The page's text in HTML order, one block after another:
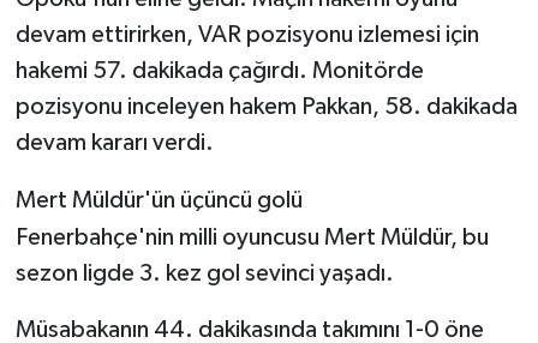
devam ettirirken, VAR pozisyonu izlemesi için
hakemi 57. dakikada çağırdı. Monitörde
pozisyonu inceleyen hakem Pakkan, 58. dakikada
devam kararı verdi.
Mert Müldür'ün üçüncü golü
Fenerbahçe'nin milli oyuncusu Mert Müldür, bu
sezon ligde 3. kez gol sevinci yaşadı.
Müsabakanın 44. dakikasında takımını 1-0 öne